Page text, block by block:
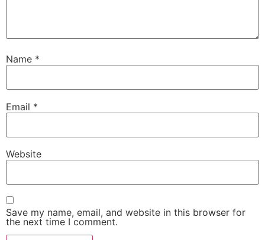
Name *
Email *
Website
Save my name, email, and website in this browser for
the next time I comment.